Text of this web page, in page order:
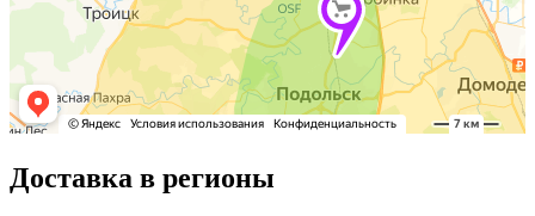
Доставка в регионы